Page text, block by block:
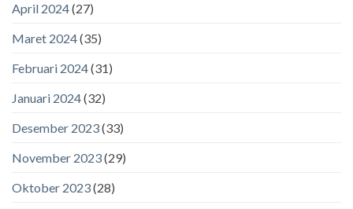
April 2024(27)
Maret 2024(35)
Februari 2024(31)
Januari 2024(32)
Desember 2023(33)
November 2023(29)
Oktober 2023(28)